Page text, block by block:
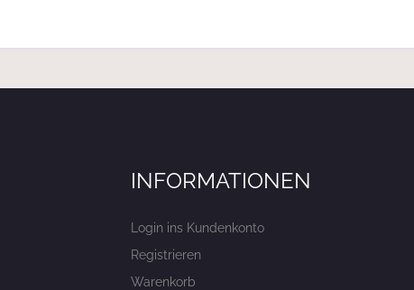
INFORMATIONEN
Login ins Kundenkonto
Registrieren
Warenkorb